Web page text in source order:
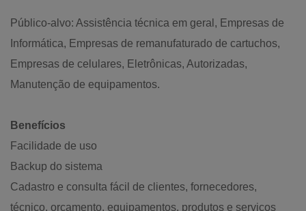
Público-alvo: Assistência técnica em geral, Empresas de
Informática, Empresas de remanufaturado de cartuchos,
Empresas de celulares, Eletrônicas, Autorizadas,
Manutenção de equipamentos.
Benefícios
Facilidade de uso
Backup do sistema
Cadastro e consulta fácil de clientes, fornecedores,
técnico, orçamento, equipamentos, produtos e serviços